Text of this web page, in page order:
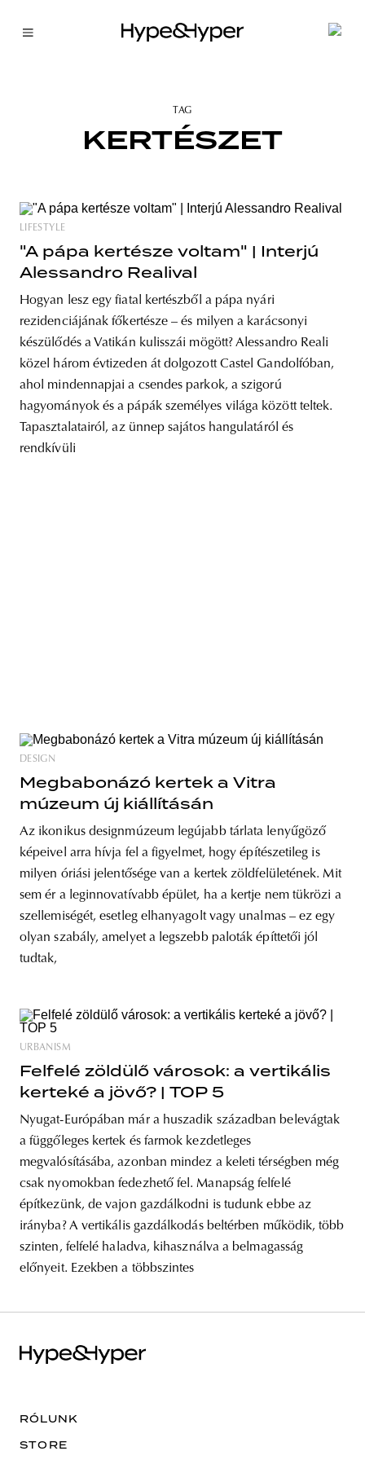
budapest
TAG
KERTÉSZET
LIFESTYLE
"A pápa kertésze voltam" | Interjú
Alessandro Realival
Hogyan lesz egy fiatal kertészből a pápa nyári
rezidenciájának főkertésze – és milyen a karácsonyi
készülődés a Vatikán kulisszái mögött? Alessandro Reali
közel három évtizeden át dolgozott Castel Gandolfóban,
ahol mindennapjai a csendes parkok, a szigorú
hagyományok és a pápák személyes világa között teltek.
Tapasztalatairól, az ünnep sajátos hangulatáról és
rendkívüli
DESIGN
Megbabonázó kertek a Vitra
múzeum új kiállításán
Az ikonikus designmúzeum legújabb tárlata lenyűgöző
képeivel arra hívja fel a figyelmet, hogy építészetileg is
milyen óriási jelentősége van a kertek zöldfelületének. Mit
sem ér a leginnovatívabb épület, ha a kertje nem tükrözi a
szellemiségét, esetleg elhanyagolt vagy unalmas – ez egy
olyan szabály, amelyet a legszebb paloták építtetői jól
tudtak,
URBANISM
Felfelé zöldülő városok: a vertikális
kerteké a jövő? | TOP 5
Nyugat-Európában már a huszadik században belevágtak
a függőleges kertek és farmok kezdetleges
megvalósításába, azonban mindez a keleti térségben még
csak nyomokban fedezhető fel. Manapság felfelé
építkezünk, de vajon gazdálkodni is tudunk ebbe az
irányba? A vertikális gazdálkodás beltérben működik, több
szinten, felfelé haladva, kihasználva a belmagasság
előnyeit. Ezekben a többszintes
RÓLUNK
STORE